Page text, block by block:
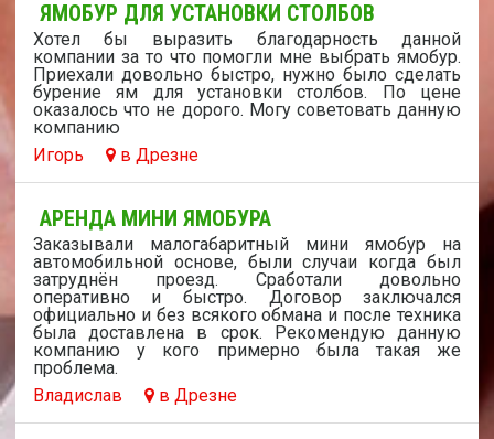
ЯМОБУР ДЛЯ УСТАНОВКИ СТОЛБОВ
Хотел бы выразить благодарность данной
компании за то что помогли мне выбрать ямобур.
Приехали довольно быстро, нужно было сделать
бурение ям для установки столбов. По цене
оказалось что не дорого. Могу советовать данную
компанию
Игорь
в Дрезне
АРЕНДА МИНИ ЯМОБУРА
Заказывали малогабаритный мини ямобур на
автомобильной основе, были случаи когда был
затруднён проезд. Сработали довольно
оперативно и быстро. Договор заключался
официально и без всякого обмана и после техника
была доставлена в срок. Рекомендую данную
компанию у кого примерно была такая же
проблема.
Владислав
в Дрезне